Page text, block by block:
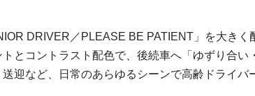
DRIVER／PLEASE BE PATIENT」を大きく
とコントラスト配色で、後続車へ「ゆずり合い
迎など、日常のあらゆるシーンで高齢ドライバ